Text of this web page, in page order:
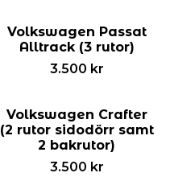
Volkswagen Passat
Alltrack (3 rutor)
3.500 kr
Volkswagen Crafter
(2 rutor sidodörr samt
2 bakrutor)
3.500 kr